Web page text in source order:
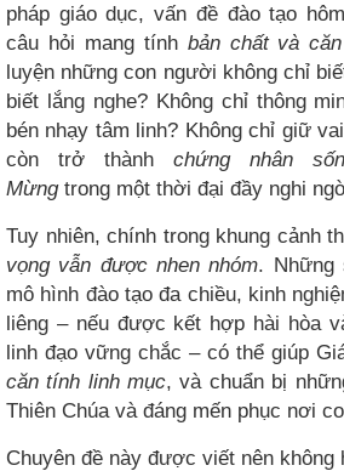
pháp giáo dục, vấn đề đào tạo
câu hỏi mang tính bản chất và
luyện những con người không chỉ
biết lắng nghe? Không chỉ thông
bén nhạy tâm linh? Không chỉ giữ
còn trở thành chứng nhân
Mừngtrong một thời đại đầy nghi
Tuy nhiên, chính trong khung cảnh
vọng vẫn được nhen nhóm. Những
mô hình đào tạo đa chiều, kinh
liêng – nếu được kết hợp hài hòa
linh đạo vững chắc – có thể giúp
căn tính linh mục, và chuẩn bị
Thiên Chúa và đáng mến phục nơi
Chuyên đề này được viết nên không